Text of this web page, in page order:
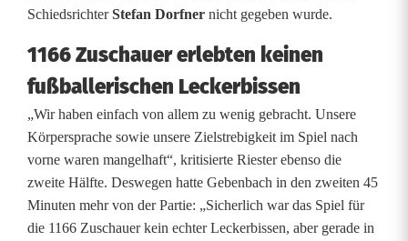
s
c
h
i
e
d
e
SchiedsrichterStefan Dorfner nicht gegeben wurde.
1166 Zuschauer erlebten keinen
fußballerischen Leckerbissen
„Wir haben einfach von allem zu wenig gebracht. Unsere
Körpersprache sowie unsere Zielstrebigkeit im Spiel nach
vorne waren mangelhaft“, kritisierte Riester ebenso die
zweite Hälfte. Deswegen hatte Gebenbach in den zweiten 45
Minuten mehr von der Partie: „Sicherlich war das Spiel für
die 1166 Zuschauer kein echter Leckerbissen, aber gerade in